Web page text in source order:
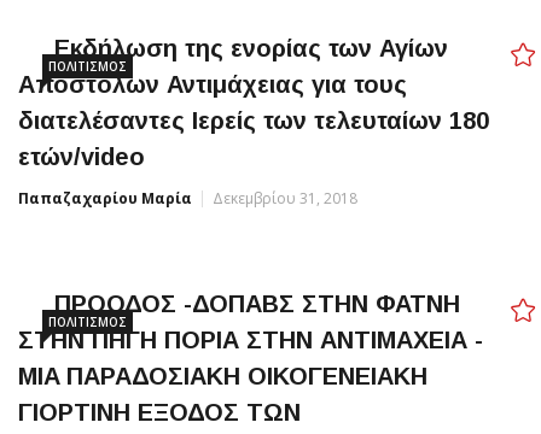
ΠΟΛΙΤΙΣΜΌΣ
Εκδήλωση της ενορίας των Αγίων
Αποστόλων Αντιμάχειας για τους
διατελέσαντες Ιερείς των τελευταίων 180
ετών/video
Παπαζαχαρίου Μαρία Δεκεμβρίου 31, 2018
ΠΟΛΙΤΙΣΜΌΣ
ΠΡΟΟΔΟΣ -ΔΟΠΑΒΣ ΣΤΗΝ ΦΑΤΝΗ
ΣΤΗΝ ΠΗΓΗ ΠΟΡΙΑ ΣΤΗΝ ΑΝΤΙΜΑΧΕΙΑ -
MIA ΠΑΡΑΔΟΣΙΑΚΗ ΟΙΚΟΓΕΝΕΙΑΚΗ
ΓΙΟΡΤΙΝΗ ΕΞΟΔΟΣ ΤΩΝ